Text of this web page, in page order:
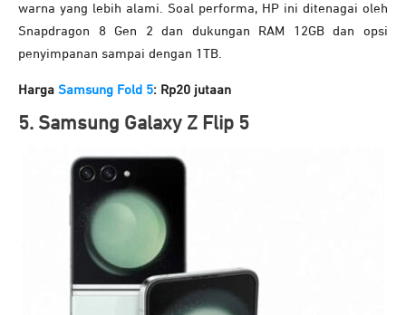
warna yang lebih alami. Soal performa, HP ini ditenagai oleh
Snapdragon 8 Gen 2 dan dukungan RAM 12GB dan opsi
penyimpanan sampai dengan 1TB.
Harga Samsung Fold 5: Rp20 jutaan
5. Samsung Galaxy Z Flip 5